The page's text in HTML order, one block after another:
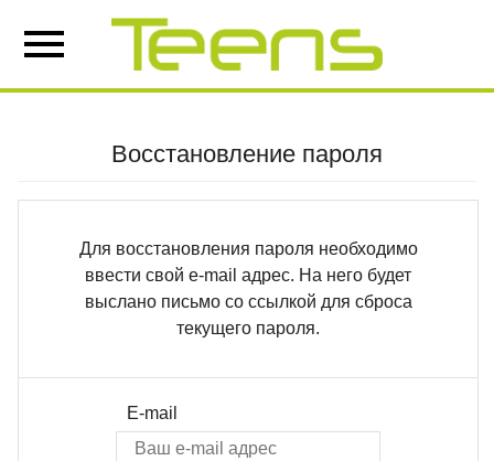
Восстановление пароля
Для восстановления пароля необходимо
ввести свой e-mail адрес. На него будет
выслано письмо со ссылкой для сброса
текущего пароля.
E-mail